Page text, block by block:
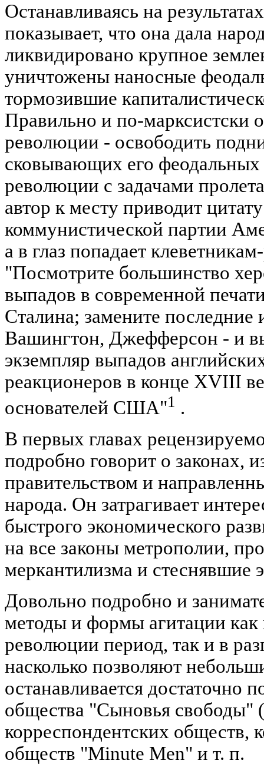
Останавливаясь на
показывает, что она дала
ликвидировано крупное
уничтожены наносные
тормозившие
Правильно и по-марксистски
революции - освободить
сковывающих его
революции с задачами
автор к месту приводит
коммунистической партии
а в глаз попадает
"Посмотрите большинство
выпадов в современной
Сталина; замените
Вашингтон, Джефферсон - и
экземпляр выпадов
реакционеров в конце XVIII
основателей США"1 .
В первых главах
подробно говорит о законах,
правительством и
народа. Он затрагивает
быстрого экономического
на все законы метрополии,
меркантилизма и стеснявшие
Довольно подробно и
методы и формы агитации
революции период, так и в
насколько позволяют
останавливается достаточно
общества "Сыновья свободы"
корреспондентских обществ,
обществ "Minute Men" и т. п.